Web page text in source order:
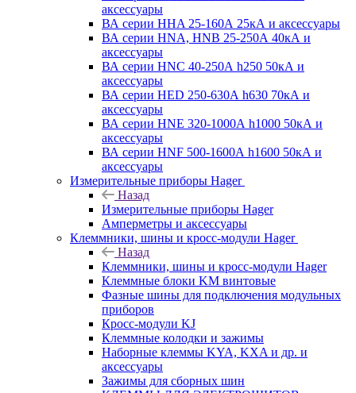
аксессуары
ВА серии HHA 25-160А 25кА и аксессуары
ВА серии HNA, HNB 25-250А 40кА и
аксессуары
ВА серии HNC 40-250А h250 50кА и
аксессуары
ВА серии HED 250-630А h630 70кА и
аксессуары
ВА серии HNE 320-1000А h1000 50кА и
аксессуары
ВА серии HNF 500-1600А h1600 50кА и
аксессуары
Измерительные приборы Hager
Назад
Измерительные приборы Hager
Амперметры и аксессуары
Клеммники, шины и кросс-модули Hager
Назад
Клеммники, шины и кросс-модули Hager
Клеммные блоки KM винтовые
Фазные шины для подключения модульных
приборов
Кросс-модули KJ
Клеммные колодки и зажимы
Наборные клеммы KYA, KXA и др. и
аксессуары
Зажимы для сборных шин